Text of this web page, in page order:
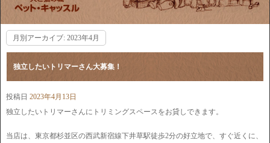
月別アーカイブ: 2023年4月
独立したいトリマーさん大募集！
投稿日 2023年4月13日
独立したいトリマーさんにトリミングスペースをお貸しできます。
当店は、東京都杉並区の西武新宿線下井草駅徒歩2分の好立地で、すぐ近くに、